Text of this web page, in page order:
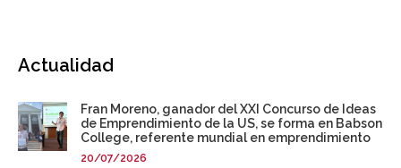
Actualidad
Fran Moreno, ganador del XXI Concurso de Ideas
de Emprendimiento de la US, se forma en Babson
College, referente mundial en emprendimiento
20/07/2026